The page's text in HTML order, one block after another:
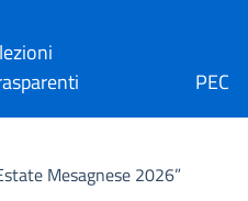
PEC
Mesagnese 2026”